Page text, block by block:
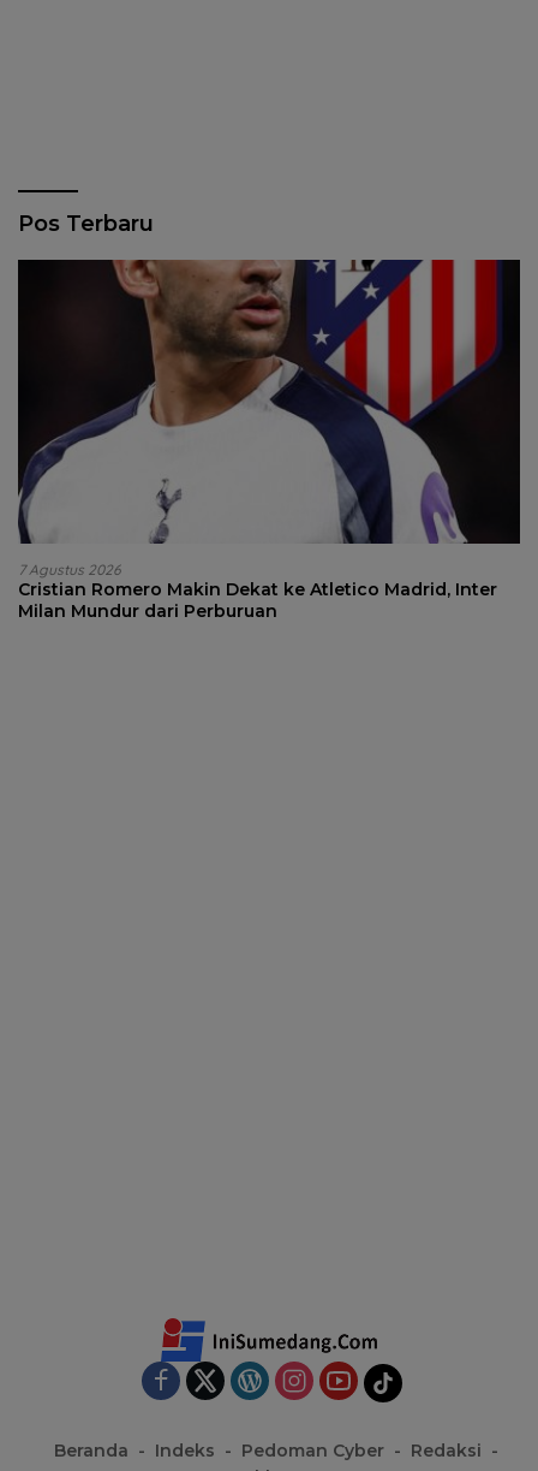
Pos Terbaru
7 Agustus 2026
Cristian Romero Makin Dekat ke Atletico Madrid, Inter
Milan Mundur dari Perburuan
Beranda Indeks Pedoman Cyber
Redaksi